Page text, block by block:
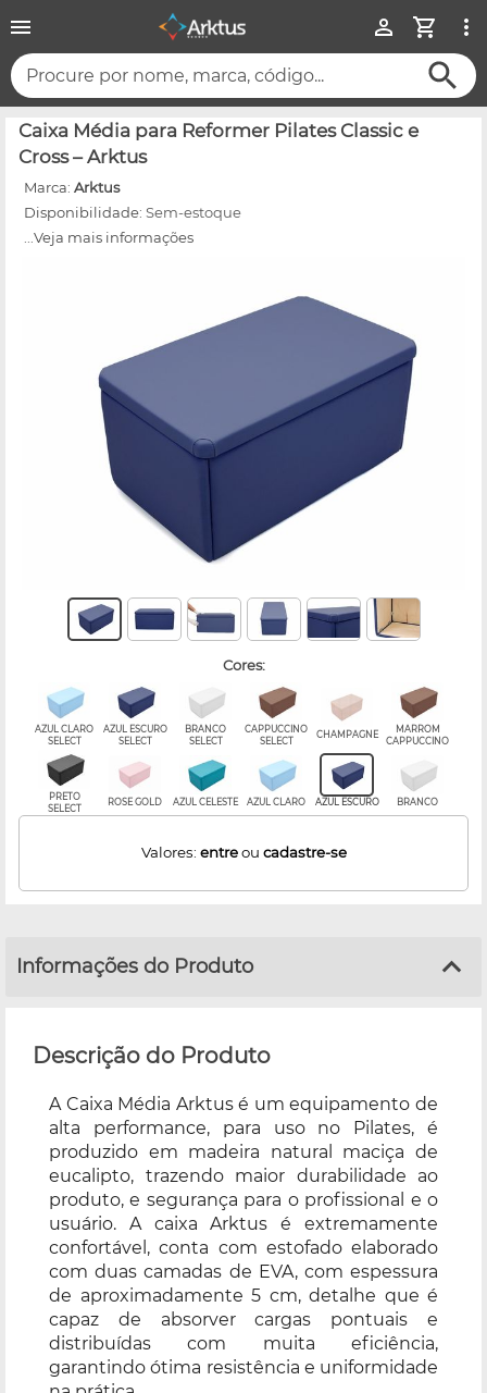
Procure por nome, marca, código...
Caixa Média para Reformer Pilates Classic e
Cross – Arktus
Marca: Arktus
Disponibilidade: Sem-estoque
...Veja mais informações
cores:
AZUL CLARO
SELECT
AZUL ESCURO
SELECT
BRANCO
SELECT
CAPPUCCINO
SELECT
CHAMPAGNE
MARROM
CAPPUCCINO
PRETO
SELECT
ROSE GOLD AZUL CELESTE AZUL CLARO AZUL ESCURO BRANCO
Valores: entreou cadastre-se
Informações do Produto
Descrição do Produto
A Caixa Média Arktus é um equipamento de
alta performance, para uso no Pilates, é
produzido em madeira natural maciça de
eucalipto, trazendo maior durabilidade ao
produto, e segurança para o profissional e o
usuário. A caixa Arktus é extremamente
confortável, conta com estofado elaborado
com duas camadas de EVA, com espessura
de aproximadamente 5 cm, detalhe que é
capaz de absorver cargas pontuais e
distribuídas com muita eficiência,
garantindo ótima resistência e uniformidade